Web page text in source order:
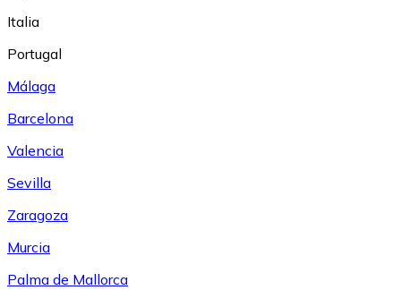
Italia
Portugal
Málaga
Barcelona
Valencia
Sevilla
Zaragoza
Murcia
Palma de Mallorca